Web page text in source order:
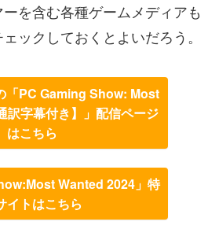
を含む各種ゲームメディアも
ックしておくとよいだろう。
「PC Gaming Show: Most
訳字幕付き】」配信ページ
はこちら
Wanted 2024」特
イトはこちら